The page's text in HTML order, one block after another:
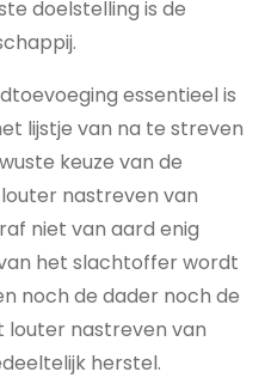
doelstelling is de
essentieel is
lijstje van na te streven
keuze van de
nastreven van
niet van aard enig
het slachtoffer wordt
noch de dader noch de
louter nastreven van
herstel.